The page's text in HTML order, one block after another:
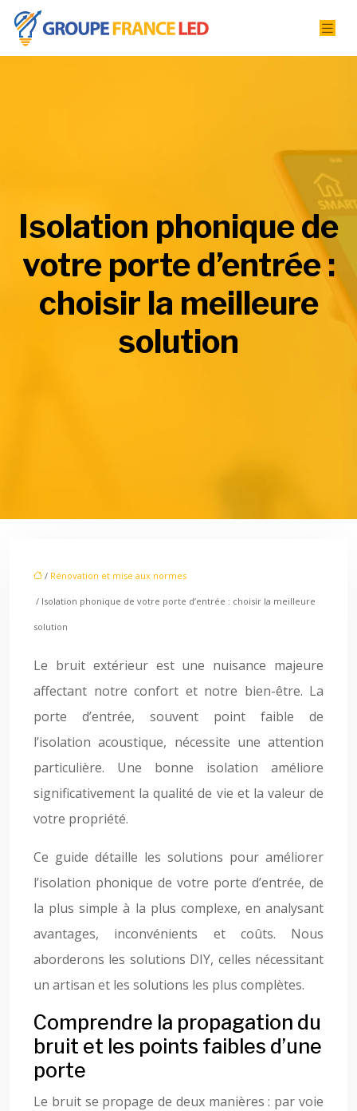
Isolation phonique de
votre porte d’entrée :
choisir la meilleure
solution
/ Rénovation et mise aux normes
/ Isolation phonique de votre porte d’entrée : choisir la meilleure
solution
Le bruit extérieur est une nuisance majeure
affectant notre confort et notre bien-être. La
porte d’entrée, souvent point faible de
l’isolation acoustique, nécessite une attention
particulière. Une bonne isolation améliore
significativement la qualité de vie et la valeur de
votre propriété.
Ce guide détaille les solutions pour améliorer
l’isolation phonique de votre porte d’entrée, de
la plus simple à la plus complexe, en analysant
avantages, inconvénients et coûts. Nous
aborderons les solutions DIY, celles nécessitant
un artisan et les solutions les plus complètes.
Comprendre la propagation du
bruit et les points faibles d’une
porte
Le bruit se propage de deux manières : par voie